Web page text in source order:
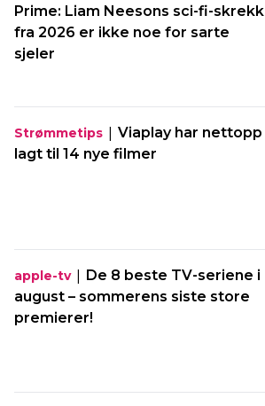
Prime: Liam Neesons sci-fi-skrekk
fra 2026 er ikke noe for sarte
sjeler
Strømmetips | Viaplay har nettopp
lagt til 14 nye filmer
apple-tv| De 8 beste TV-seriene i
august – sommerens siste store
premierer!